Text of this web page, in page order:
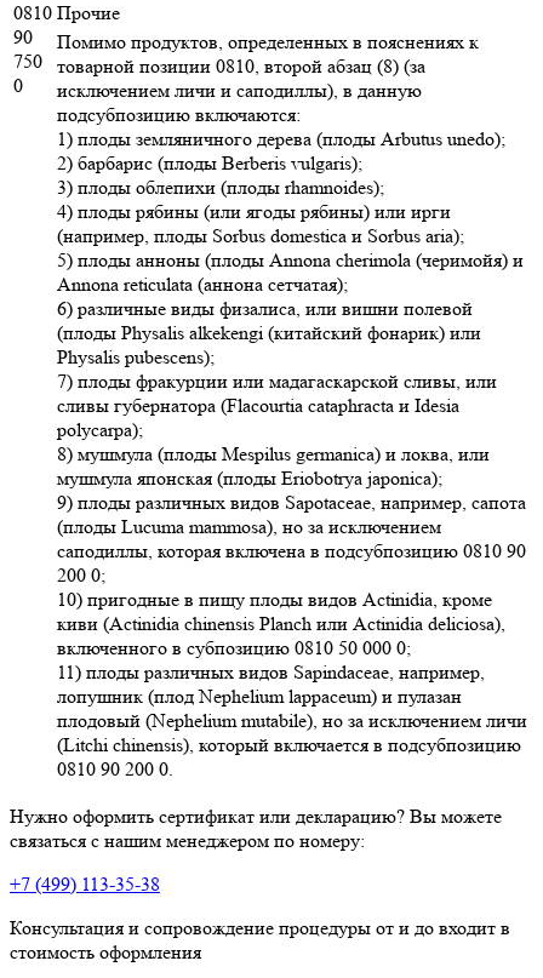
0810
90
750
0
Прочие
Помимо продуктов, определенных в пояснениях к
товарной позиции 0810, второй абзац (8) (за
исключением личи и саподиллы), в данную
подсубпозицию включаются:
1) плоды земляничного дерева (плоды Arbutus unedo);
2) барбарис (плоды Berberis vulgaris);
3) плоды облепихи (плоды rhamnoides);
4) плоды рябины (или ягоды рябины) или ирги
(например, плоды Sorbus domestica и Sorbus aria);
5) плоды анноны (плоды Annona cherimola (черимойя) и
Annona reticulata (аннона сетчатая);
6) различные виды физалиса, или вишни полевой
(плоды Physalis alkekengi (китайский фонарик) или
Physalis pubescens);
7) плоды фракурции или мадагаскарской сливы, или
сливы губернатора (Flacourtia cataphracta и Idesia
polycarpa);
8) мушмула (плоды Mespilus germanica) и локва, или
мушмула японская (плоды Eriobotrya japonica);
9) плоды различных видов Sapotaceae, например, сапота
(плоды Lucuma mammosa), но за исключением
саподиллы, которая включена в подсубпозицию 0810 90
200 0;
10) пригодные в пищу плоды видов Actinidia, кроме
киви (Actinidia chinensis Planch или Actinidia deliciosa),
включенного в субпозицию 0810 50 000 0;
11) плоды различных видов Sapindaceae, например,
лопушник (плод Nephelium lappaceum) и пулазан
плодовый (Nephelium mutabile), но за исключением личи
(Litchi chinensis), который включается в подсубпозицию
0810 90 200 0.
Нужно оформить сертификат или декларацию? Вы можете
связаться с нашим менеджером по номеру:
+7 (499) 113-35-38
Консультация и сопровождение процедуры от и до входит в
стоимость оформления